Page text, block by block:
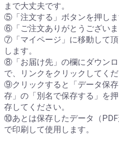
まで大丈夫です。
⑤「注文する」ボタンを押しま
⑥「ご注文ありがとうございま
⑦「マイページ」に移動して
します。
⑧「お届け先」の欄にダウン
で、リンクをクリックしてくだ
⑨クリックすると「データ保
存」の「別名で保存する」を
存してください。
⑩あとは保存したデータ（
で印刷して使用します。